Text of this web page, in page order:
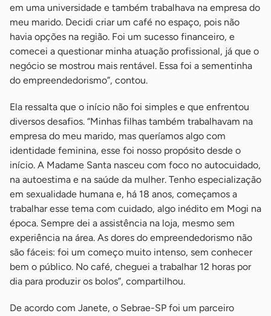
em uma universidade e também trabalhava na empresa do
meu marido. Decidi criar um café no espaço, pois não
havia opções na região. Foi um sucesso financeiro, e
comecei a questionar minha atuação profissional, já que o
negócio se mostrou mais rentável. Essa foi a sementinha
do empreendedorismo”, contou.
Ela ressalta que o início não foi simples e que enfrentou
diversos desafios. “Minhas filhas também trabalhavam na
empresa do meu marido, mas queríamos algo com
identidade feminina, esse foi nosso propósito desde o
início. A Madame Santa nasceu com foco no autocuidado,
na autoestima e na saúde da mulher. Tenho especialização
em sexualidade humana e, há 18 anos, começamos a
trabalhar esse tema com cuidado, algo inédito em Mogi na
época. Sempre dei a assistência na loja, mesmo sem
experiência na área. As dores do empreendedorismo não
são fáceis: foi um começo muito intenso, sem conhecer
bem o público. No café, cheguei a trabalhar 12 horas por
dia para produzir os bolos”, compartilhou.
De acordo com Janete, o Sebrae-SP foi um parceiro